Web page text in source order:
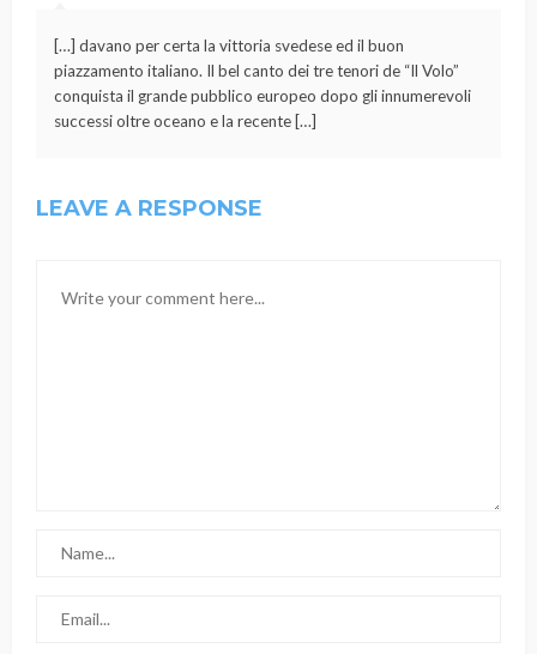
[…] davano per certa la vittoria svedese ed il buon
piazzamento italiano. Il bel canto dei tre tenori de “Il Volo”
conquista il grande pubblico europeo dopo gli innumerevoli
successi oltre oceano e la recente […]
LEAVE A RESPONSE